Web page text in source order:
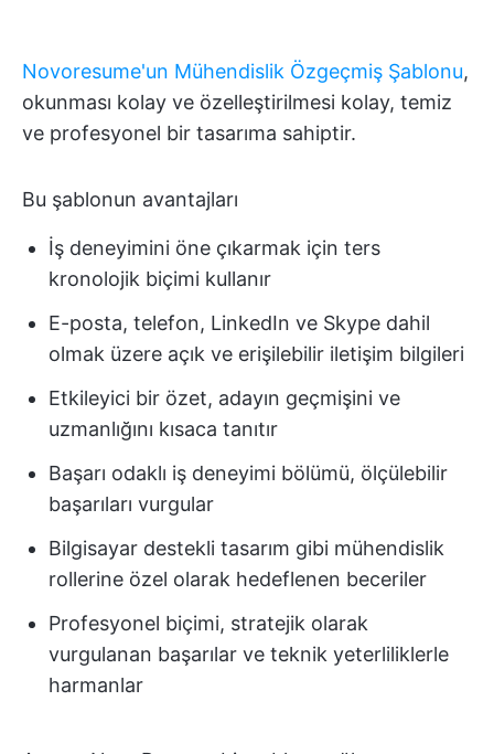
Novoresume'un Mühendislik Özgeçmiş Şablonu,
okunması kolay ve özelleştirilmesi kolay, temiz
ve profesyonel bir tasarıma sahiptir.
Bu şablonun avantajları
İş deneyimini öne çıkarmak için ters
kronolojik biçimi kullanır
E-posta, telefon, LinkedIn ve Skype dahil
olmak üzere açık ve erişilebilir iletişim bilgileri
Etkileyici bir özet, adayın geçmişini ve
uzmanlığını kısaca tanıtır
Başarı odaklı iş deneyimi bölümü, ölçülebilir
başarıları vurgular
Bilgisayar destekli tasarım gibi mühendislik
rollerine özel olarak hedeflenen beceriler
Profesyonel biçimi, stratejik olarak
vurgulanan başarılar ve teknik yeterliliklerle
harmanlar